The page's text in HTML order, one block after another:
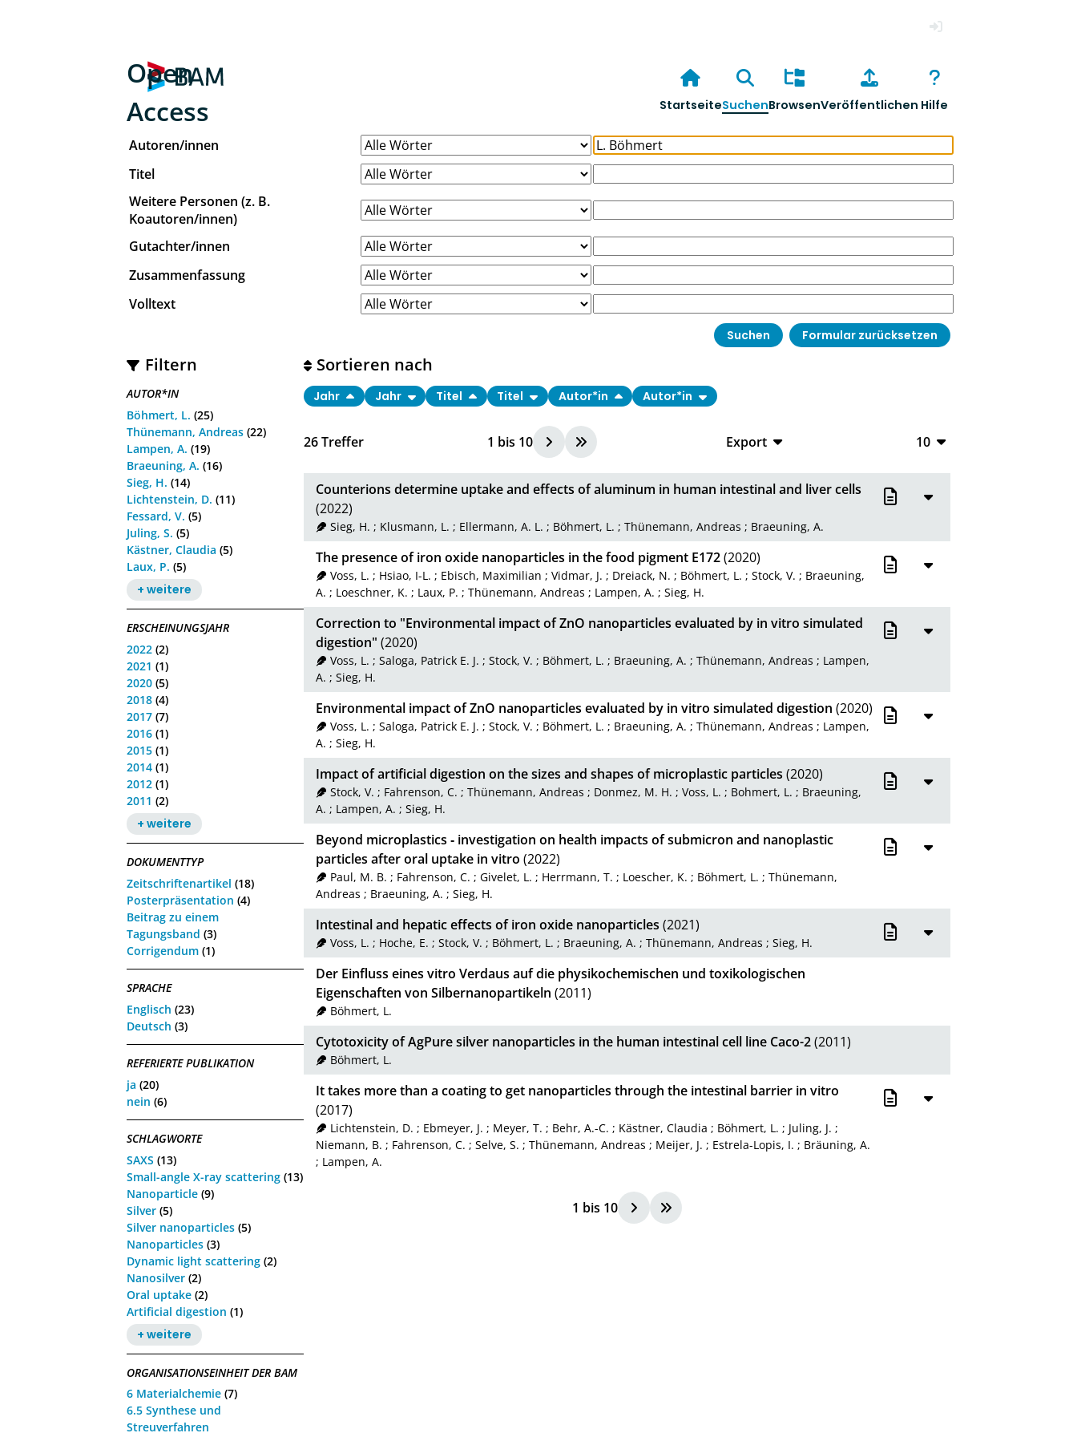
Open
Access
StartseiteSuchenBrowsenVeröffentlichen Hilfe
Autoren/innen
Titel
Weitere Personen (z. B.
Koautoren/innen)
Gutachter/innen
Zusammenfassung
Volltext
Filtern
AUTOR*IN
Böhmert, L. (25)
Thünemann, Andreas (22)
Lampen, A. (19)
Braeuning, A. (16)
Sieg, H. (14)
Lichtenstein, D. (11)
Fessard, V. (5)
Juling, S. (5)
Kästner, Claudia (5)
Laux, P. (5)
+ weitere
ERSCHEINUNGSJAHR
2022 (2)
2021 (1)
2020 (5)
2018 (4)
2017 (7)
2016 (1)
2015 (1)
2014 (1)
2012 (1)
2011 (2)
+ weitere
DOKUMENTTYP
Zeitschriftenartikel (18)
Posterpräsentation (4)
Beitrag zu einem
Tagungsband (3)
Corrigendum (1)
SPRACHE
Englisch (23)
Deutsch (3)
REFERIERTE PUBLIKATION
ja (20)
nein (6)
SCHLAGWORTE
SAXS (13)
Small-angle X-ray scattering (13)
Nanoparticle (9)
Silver (5)
Silver nanoparticles (5)
Nanoparticles (3)
Dynamic light scattering (2)
Nanosilver (2)
Oral uptake (2)
Artificial digestion (1)
+ weitere
ORGANISATIONSEINHEIT DER BAM
6 Materialchemie (7)
6.5 Synthese und
Streuverfahren
26Treffer 1 bis 10
Export
RIS
XML
10
20
100
Sortieren nach
Jahr Jahr Titel Titel Autor*in Autor*in
Counterions determine uptake and effects of aluminum in human intestinal and liver cells
(2022)
Sieg, H. ; Klusmann, L. ; Ellermann, A. L. ; Böhmert, L. ;Thünemann, Andreas ; Braeuning, A.
The presence of iron oxide nanoparticles in the food pigment E172(2020)
Voss, L. ; Hsiao, I-L. ; Ebisch, Maximilian ;Vidmar, J. ; Dreiack, N. ; Böhmert, L. ;Stock, V. ; Braeuning,
A. ; Loeschner, K. ; Laux, P. ; Thünemann, Andreas ; Lampen, A. ; Sieg, H.
Correction to "Environmental impact of ZnO nanoparticles evaluated by in vitro simulated
digestion" (2020)
Voss, L. ;Saloga, Patrick E. J. ;Stock, V. ; Böhmert, L. ; Braeuning, A. ;Thünemann, Andreas ; Lampen,
A. ; Sieg, H.
Environmental impact of ZnO nanoparticles evaluated by in vitro simulated digestion (2020)
Voss, L. ;Saloga, Patrick E. J. ;Stock, V. ; Böhmert, L. ; Braeuning, A. ;Thünemann, Andreas ; Lampen,
A. ; Sieg, H.
Impact of artificial digestion on the sizes and shapes of microplastic particles (2020)
Stock, V. ; Fahrenson, C. ;Thünemann, Andreas ; Donmez, M. H. ;Voss, L. ; Bohmert, L. ; Braeuning,
A. ; Lampen, A. ; Sieg, H.
Beyond microplastics ‑ investigation on health impacts of submicron and nanoplastic
particles after oral uptake in vitro (2022)
Paul, M. B. ; Fahrenson, C. ;Givelet, L. ; Herrmann, T. ; Loescher, K. ; Böhmert, L. ;Thünemann,
Andreas ; Braeuning, A. ; Sieg, H.
Intestinal and hepatic effects of iron oxide nanoparticles (2021)
Voss, L. ; Hoche, E. ;Stock, V. ; Böhmert, L. ; Braeuning, A. ;Thünemann, Andreas ;Sieg, H.
Der Einfluss eines vitro Verdaus auf die physikochemischen und toxikologischen
Eigenschaften von Silbernanopartikeln (2011)
Böhmert, L.
Cytotoxicity of AgPure silver nanoparticles in the human intestinal cell line Caco-2(2011)
Böhmert, L.
It takes more than a coating to get nanoparticles through the intestinal barrier in vitro
(2017)
Lichtenstein, D. ; Ebmeyer, J. ; Meyer, T. ; Behr, A.-C. ; Kästner, Claudia ; Böhmert, L. ; Juling, J. ;
Niemann, B. ; Fahrenson, C. ; Selve, S. ; Thünemann, Andreas ; Meijer, J. ; Estrela-Lopis, I. ; Bräuning, A.
; Lampen, A.
1 bis 10